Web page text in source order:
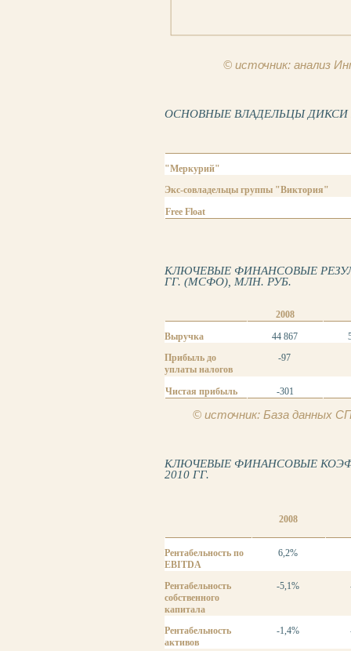
© источник: анализ
ОСНОВНЫЕ ВЛАДЕЛЬЦЫ ДИКСИ
"Меркурий"
Экс-совладельцы группы "Виктория"
Free Float
КЛЮЧЕВЫЕ ФИНАНСОВЫЕ
ГГ. (МСФО), МЛН. РУБ.
2008
Выручка
44 867
Прибыль до
уплаты налогов
-97
Чистая прибыль -301
© источник: База данных
КЛЮЧЕВЫЕ ФИНАНСОВЫЕ
2010 ГГ.
2008
Рентабельность по
EBITDA
6,2%
Рентабельность
собственного
капитала
-5,1%
Рентабельность
активов
-1,4%